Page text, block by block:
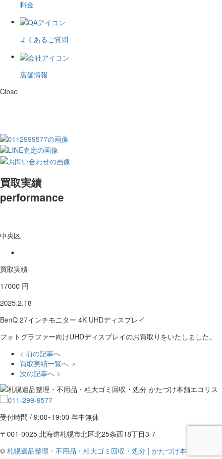
料金
よくあるご質問
店舗情報
Close
買取実績
performance
中央区
買取実績
17000 円
2025.2.18
BenQ 27インチモニター 4K UHDディスプレイ
フォトグラファー向けUHDディスプレイのお買取りをいたしました。
< 前の記事へ
買取実績一覧へ ＞
次の記事へ >
受付時間 / 9:00~19:00 年中無休
〒001-0025 北海道札幌市北区北25条西18丁目3-7
© 札幌遺品整理・不用品・粗大ゴミ回収・処分 | かたづけ本舗エコリス